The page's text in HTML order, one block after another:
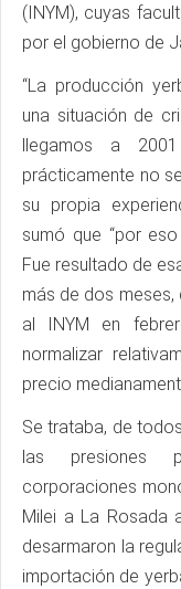
(INYM), cuyas
por el gobierno de
“La producción
una situación de
llegamos a
prácticamente no
su propia
sumó que “por
Fue resultado de
más de dos
al INYM en
normalizar
precio
Se trataba, de
las presiones
corporaciones
Milei a La Rosada
desarmaron la
importación de